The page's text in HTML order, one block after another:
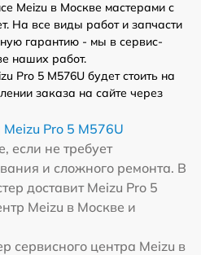
Meizu в Москве мастерами с
На все виды работ и запчасти
гарантию - мы в сервис-
наших работ.
Pro 5 M576U будет стоить на
заказа на сайте через
Pro 5 M576U
если не требует
и сложного ремонта. В
доставит Meizu Pro 5
Meizu в Москве и
сервисного центра Meizu в